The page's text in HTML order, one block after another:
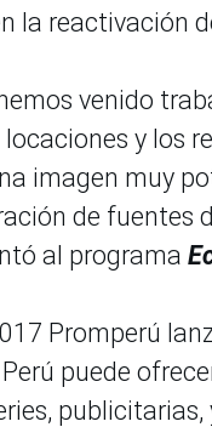
la reactivación
venido
y los
imagen muy
de fuentes
al programa
Promperú
puede